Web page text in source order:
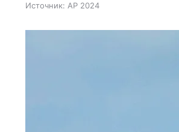
Источник: AP 2024